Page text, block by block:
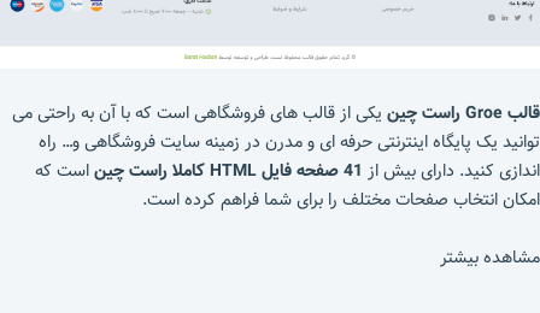
قالب Groe راست چین
یکی از قالب های فروشگاهی است که با آن به راحتی می
توانید یک پایگاه اینترنتی حرفه ای و مدرن در زمینه سایت فروشگاهی و… راه
اندازی کنید. دارای بیش از 41 صفحه فایل HTML کاملا راست چین
است که
امکان انتخاب صفحات مختلف را برای شما فراهم کرده است.
مشاهده بیشتر